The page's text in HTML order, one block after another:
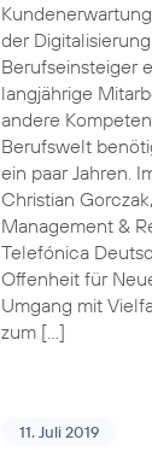
der
Berufseinsteiger
langjährige
andere
Berufswelt
ein paar Jahren.
Christian
Management &
Telefónica
Offenheit für
Umgang mit
zum […]
11. Juli 2019